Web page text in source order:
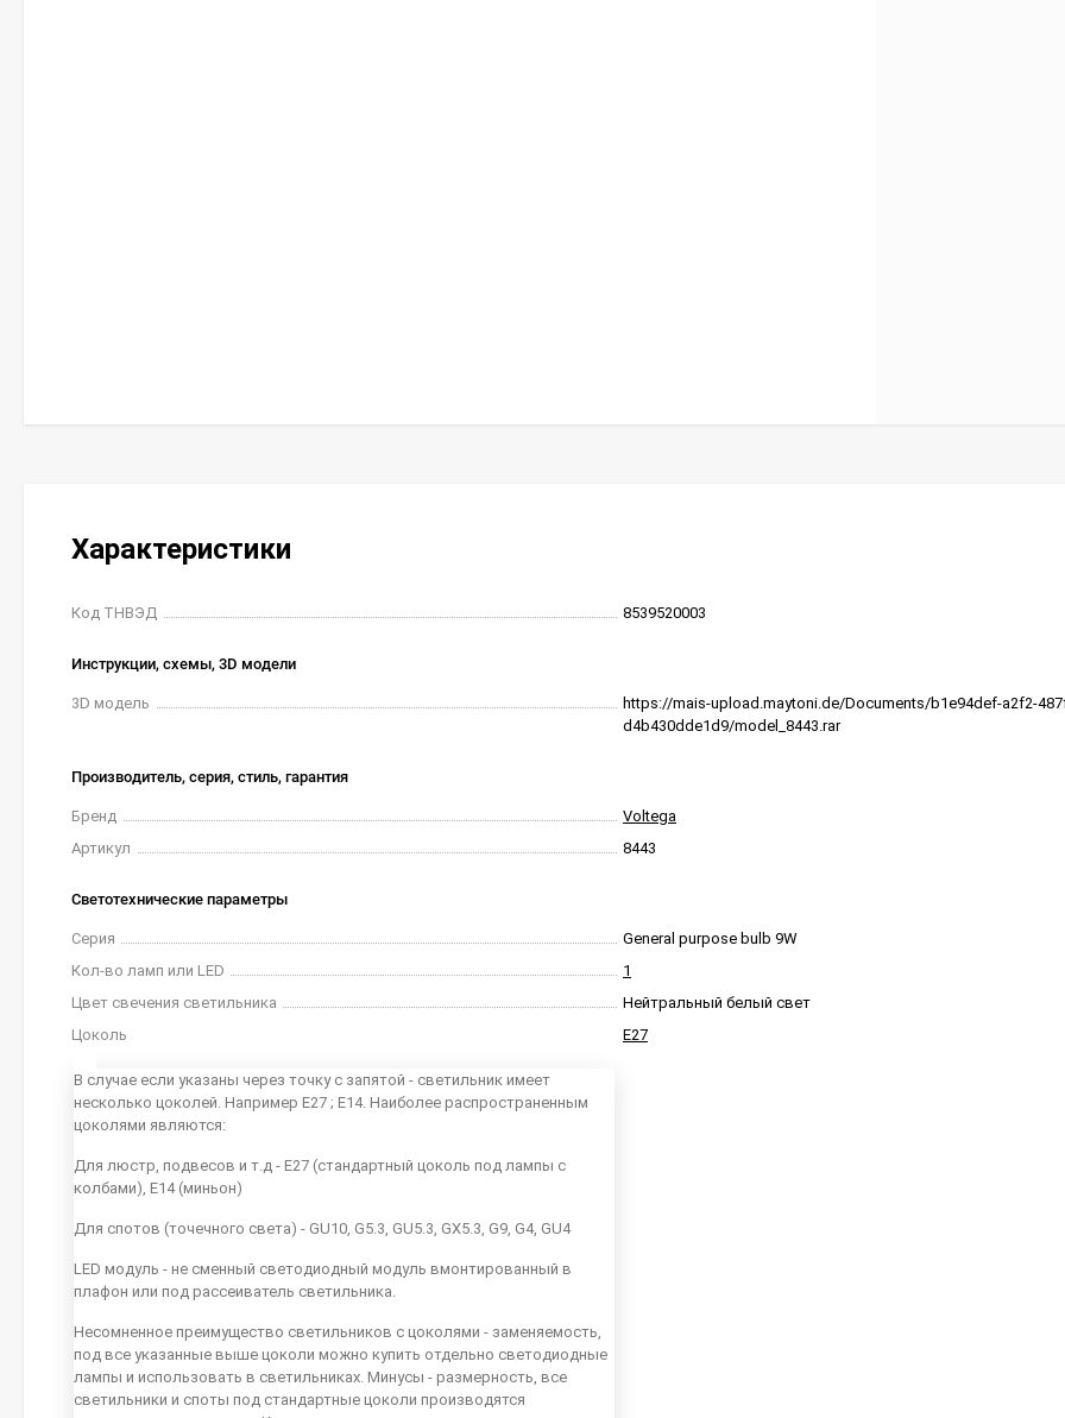
Характеристики
Код ТНВЭД 8539520003
Инструкции, схемы, 3D модели
3D модель
https://mais-upload.maytoni.de/Documents/b1e94def-a2f2-
d4b430dde1d9/model_8443.rar
Производитель, серия, стиль, гарантия
Бренд
Voltega
Артикул
8443
Светотехнические параметры
Серия
General purpose bulb 9W
Кол-во ламп или LED
1
Цвет свечения светильника
Нейтральный белый свет
Цоколь
В случае если указаны через точку с запятой - светильник имеет
несколько цоколей. Например E27 ; E14. Наиболее распространенным
цоколями являются:
Для люстр, подвесов и т.д - E27 (стандартный цоколь под лампы с
колбами), E14 (миньон)
Для спотов (точечного света) - GU10, G5.3, GU5.3, GX5.3, G9, G4, GU4
LED модуль - не сменный светодиодный модуль вмонтированный в
плафон или под рассеиватель светильника.
Несомненное преимущество светильников с цоколями - заменяемость,
под все указанные выше цоколи можно купить отдельно светодиодные
лампы и использовать в светильниках. Минусы - размерность, все
светильники и споты под стандартные цоколи производятся
E27